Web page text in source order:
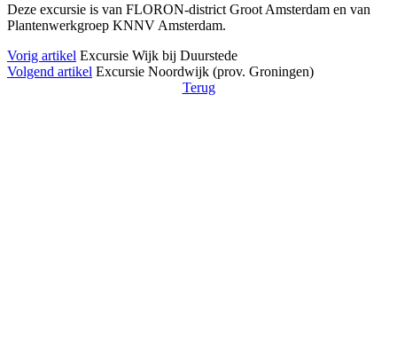
Deze excursie is van FLORON-district Groot Amsterdam en van
Plantenwerkgroep KNNV Amsterdam.
Vorig artikel Excursie Wijk bij Duurstede
Volgend artikel Excursie Noordwijk (prov. Groningen)
Terug